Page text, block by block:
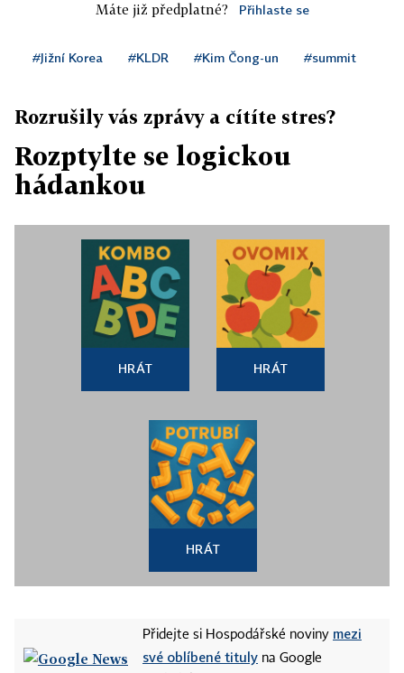
Máte již předplatné? Přihlaste se
#Jižní Korea #KLDR #Kim Čong-un #summit
Rozrušily vás zprávy a cítíte stres?
Rozptylte se logickou
hádankou
HRÁT HRÁT
HRÁT
Přidejte si Hospodářské noviny mezi
své oblíbené tituly na Google